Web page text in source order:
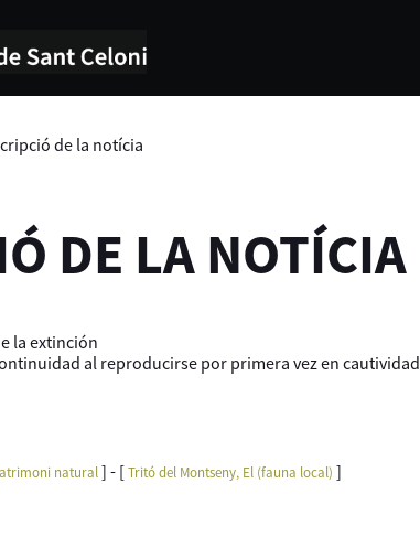
de la notícia
DE LA NOTÍCIA
la extinción
al reproducirse por primera vez en cautividad
natural] - [Tritó del Montseny, El (fauna local) ]